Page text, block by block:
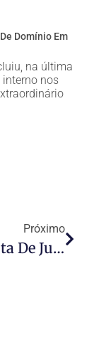
Domínio Em
na última
nos
Próximo
STF: Pauta De Julgamentos Do Pleno – 11/05/22